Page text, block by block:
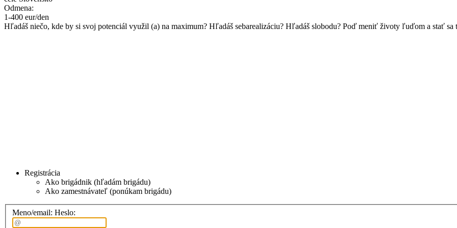
Odmena:
1-400 eur/den
Hľadáš niečo, kde by si svoj potenciál využil (a) na maximum? Hľadáš sebarealizáciu? Hľadáš slobodu? Poď meniť životy ľuďom a stať sa
Registrácia
Ako brigádnik (hľadám brigádu)
Ako zamestnávateľ (ponúkam brigádu)
Meno/email: Heslo: